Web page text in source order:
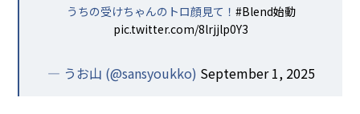
うちの受けちゃんのトロ顔見て！ #Blend始動
pic.twitter.com/8lrjjlp0Y3
— うお山 (@sansyoukko) September 1, 2025